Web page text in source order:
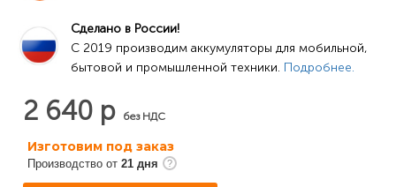
Сделано в России!
C 2019 производим аккумуляторы для мобильной,
бытовой и промышленной техники. Подробнее.
2 640 р без НДС
Изготовим под заказ
Производство от 21 дня